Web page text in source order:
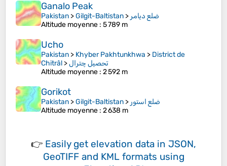
Ganalo Peak
Pakistan >Gilgit-Baltistan > ضلع دیامر
Altitude moyenne : 5 789 m
Ucho
Pakistan > Khyber Pakhtunkhwa > District de
Chitrâl >تحصیل چترال
Altitude moyenne : 2 592 m
Gorikot
Pakistan >Gilgit-Baltistan > ضلع استور
Altitude moyenne : 2 638 m
👉 Easily get elevation data in JSON,
GeoTIFF and KML formats using